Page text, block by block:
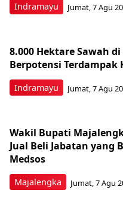
Indramayu Jumat, 7 Agu
Indramayu
8.000 Hektare Sawah
Berpotensi Terdampak
Jumat, 7 Agu
Majalengka
Wakil Bupati
Jual Beli Jabatan yang
Medsos
Jumat, 7 Agu